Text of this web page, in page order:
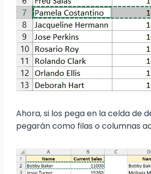
Ahora, si los pega en la celda de
pegarán como filas o columnas